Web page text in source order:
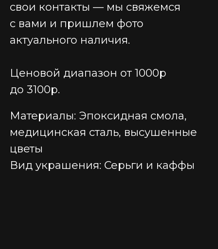
свои контакты — мы свяжемся
с вами и пришлем фото
актуального наличия.
Ценовой диапазон от 1000р
до 3100р.
Материалы: Эпоксидная смола,
медицинская сталь, высушенные
цветы
Вид украшения: Серьги и каффы